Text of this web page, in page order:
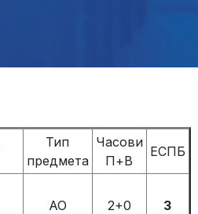
Тип
предмета
Часови
П+В
ЕСПБ
АО 2+0 3